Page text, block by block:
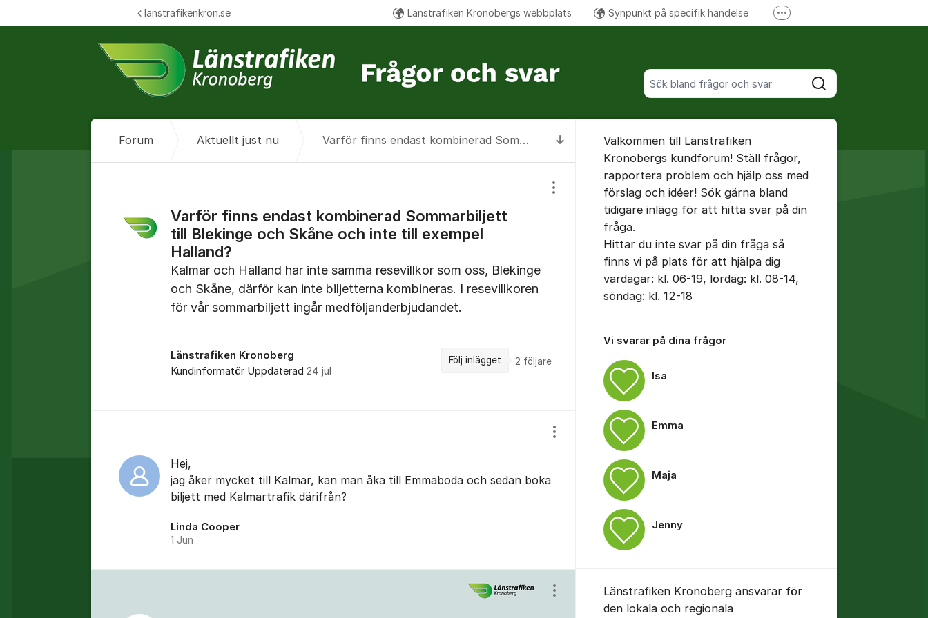
Sök bland alla inlägg
Sök
lanstrafikenkron.se Länstrafiken Kronobergs webbplats Synpunkt på specifik händelse Fler supportlänkar
Till senaste kommentaren
Forum Aktuellt just nu Varför finns endast kombinerad Sommarbiljett till Blekinge och Skåne och inte till exempel Halland?
Varför finns endast kombinerad Sommarbiljett
till Blekinge och Skåne och inte till exempel
Halland?
Visa/dölj inställningar för inlägg/kommentar
Kalmar och Halland har inte samma resevillkor som oss, Blekinge
och Skåne, därför kan inte biljetterna kombineras. I resevillkoren
för vår sommarbiljett ingår medföljanderbjudandet.
Länstrafiken Kronoberg
Kundinformatör Uppdaterad 24 jul
Följ inlägget 2 följare
Hej,
jag åker mycket till Kalmar, kan man åka till Emmaboda och sedan boka
biljett med Kalmartrafik därifrån?
Linda Cooper
1 Jun
Visa/dölj inställningar för inlägg/kommentar
Visa/dölj inställningar för inlägg/kommentar
Välkommen till Länstrafiken
Kronobergs kundforum! Ställ frågor,
rapportera problem och hjälp oss med
förslag och idéer! Sök gärna bland
tidigare inlägg för att hitta svar på din
fråga.
Hittar du inte svar på din fråga så
finns vi på plats för att hjälpa dig
vardagar: kl. 06-19, lördag: kl. 08-14,
söndag: kl. 12-18
Vi svarar på dina frågor
Isa
Emma
Maja
Jenny
Länstrafiken Kronoberg ansvarar för
den lokala och regionala